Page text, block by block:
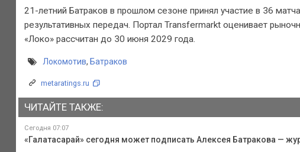
21-летний Батраков в прошлом сезоне принял участие в 36
результативных передач. Портал Transfermarkt оценивает
«Локо» рассчитан до 30 июня 2029 года.
Локомотив, Батраков
metaratings.ru
ЧИТАЙТЕ ТАКЖЕ:
Сегодня 07:07
«Галатасарай» сегодня может подписать Алексея Батракова —